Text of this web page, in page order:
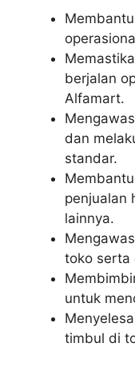
berjalan
Alfamart.
dan
standar.
penjualan
lainnya.
toko serta
untuk
timbul di